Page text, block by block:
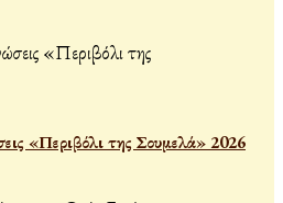
«Περιβόλι της Σουμελά» 2026